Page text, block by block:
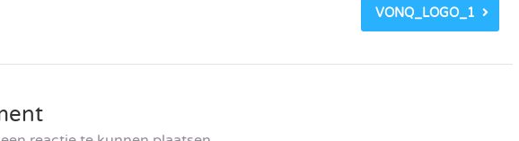
VONQ_LOGO_1